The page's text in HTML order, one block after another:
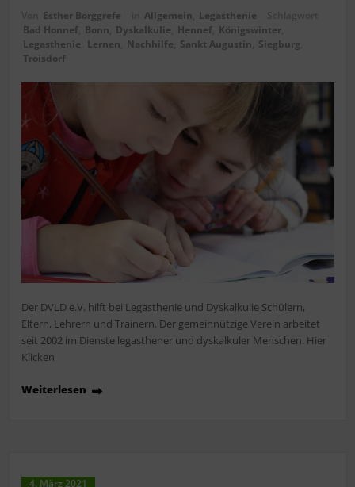
Esther Borggrefe Allgemein Legasthenie
Bad Honnef, Bonn Dyskalkulie Hennef, Königswinter,
Legasthenie Lernen Nachhilfe Sankt Augustin Siegburg
Troisdorf
Der DVLD e.V. hilft bei Legasthenie und Dyskalkulie Schülern,
Eltern, Lehrern und Trainern. Der gemeinnützige Verein arbeitet
seit 2002 im Dienste legasthener und dyskalkuler Menschen. Hier
Klicken
Weiterlesen
4. März 2021